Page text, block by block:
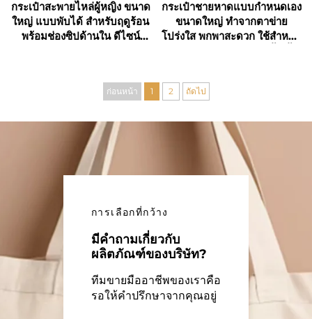
ผจญภัยบนชายหาดทั้งหมดของคุณ
4. ดีไซน์ที่ทันสมัยสำหรับแฟชั่นและการ
กระเป๋าชายหาดผสมผสานความสะดวกสบายเข้า
กับสไตล์ โดยมีแบบดีไซน์ที่ทันสมัยหลากหลาย
ชนิดที่ช่วยให้คุณสามารถแสดงออกทางบุคลิกภาพ
ของตนเองได้
ตั้งแต่ลายพิมพ์เขตร้อนที่สดใสและลายทางทะเล
ไปจนถึงสีพื้นแบบเรียบง่ายและลวดลายโบฮีเมียน
มีกระเป๋าชายหาดที่เหมาะกับทุกรสนิยมและแนว
แฟชั่น กระเป๋าชายหาดหลายใบมีส่วนประกอบ
ตกแต่ง เช่น พู่ ลูกปอมปอม หรือรายละเอียดปักที่
เพิ่มความโดดเด่นให้กับกระเป๋า นั่นหมายความว่า
กระเป๋าสะพายไหล่ผู้หญิง ขนาด
ใหญ่ แบบพับได้ สำหรับฤดูร้อน
พร้อมช่องซิปด้านใน ดีไซน์
กระเป๋าชายหาดแบบกำหนดเอง
ขนาดใหญ่ ทำจากตาข่าย
โปร่งใส พกพาสะดวก ใช้สำหรับ
ก่อนหน้า 1 2 ถัดไป
การเลือกที่กว้าง
มีคำถามเกี่ยวกับ
ผลิตภัณฑ์ของบริษัท?
ทีมขายมืออาชีพของเราคือ
รอให้คำปรึกษาจากคุณอยู่